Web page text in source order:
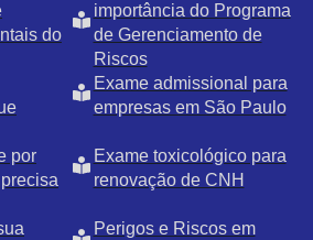
do
importância do Programa
de Gerenciamento de
Riscos
Exame admissional para
empresas em São Paulo
por
Exame toxicológico para
renovação de CNH
Perigos e Riscos em